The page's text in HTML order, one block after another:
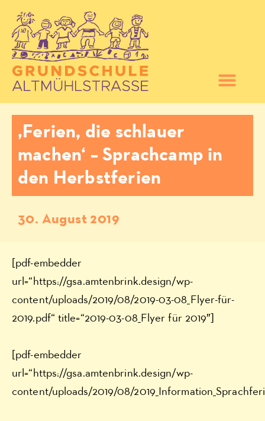
‚Ferien, die schlauer
machen‘ – Sprachcamp in
den Herbstferien
30. August 2019
[pdf-embedder
url=“https://gsa.amtenbrink.design/wp-
content/uploads/2019/08/2019-03-08_Flyer-für-
2019.pdf“ title=“2019-03-08_Flyer für 2019″]
[pdf-embedder
url=“https://gsa.amtenbrink.design/wp-
content/uploads/2019/08/